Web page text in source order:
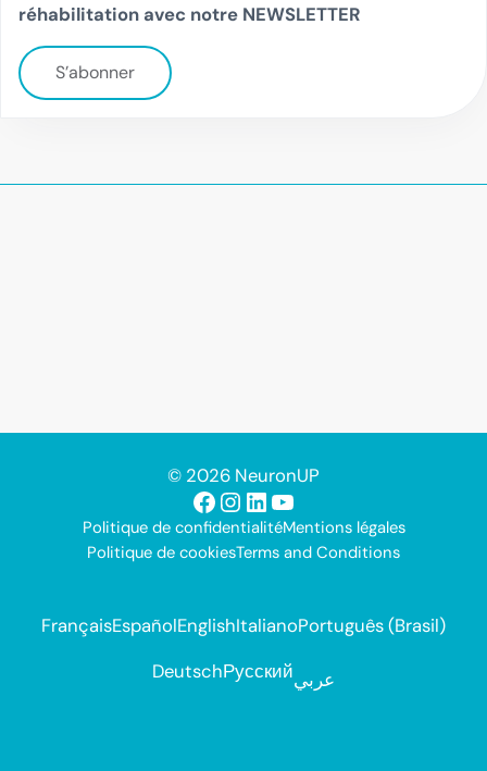
réhabilitation avec notre NEWSLETTER
S’abonner
© 2026 NeuronUP
Facebook
Instagram
LinkedIn
YouTube
Politique de confidentialitéMentions légales
Politique de cookiesTerms and Conditions
FrançaisEspañolEnglishItalianoPortuguês (Brasil)
DeutschРусскийعربي